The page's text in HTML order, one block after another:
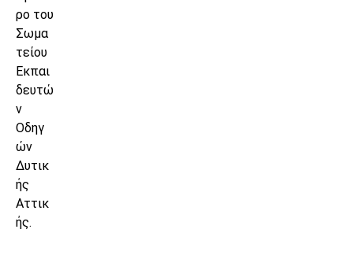
ρο του
Σωμα
τείου
Εκπαι
δευτώ
ν
Οδηγ
ών
Δυτικ
ής
Αττικ
ής.